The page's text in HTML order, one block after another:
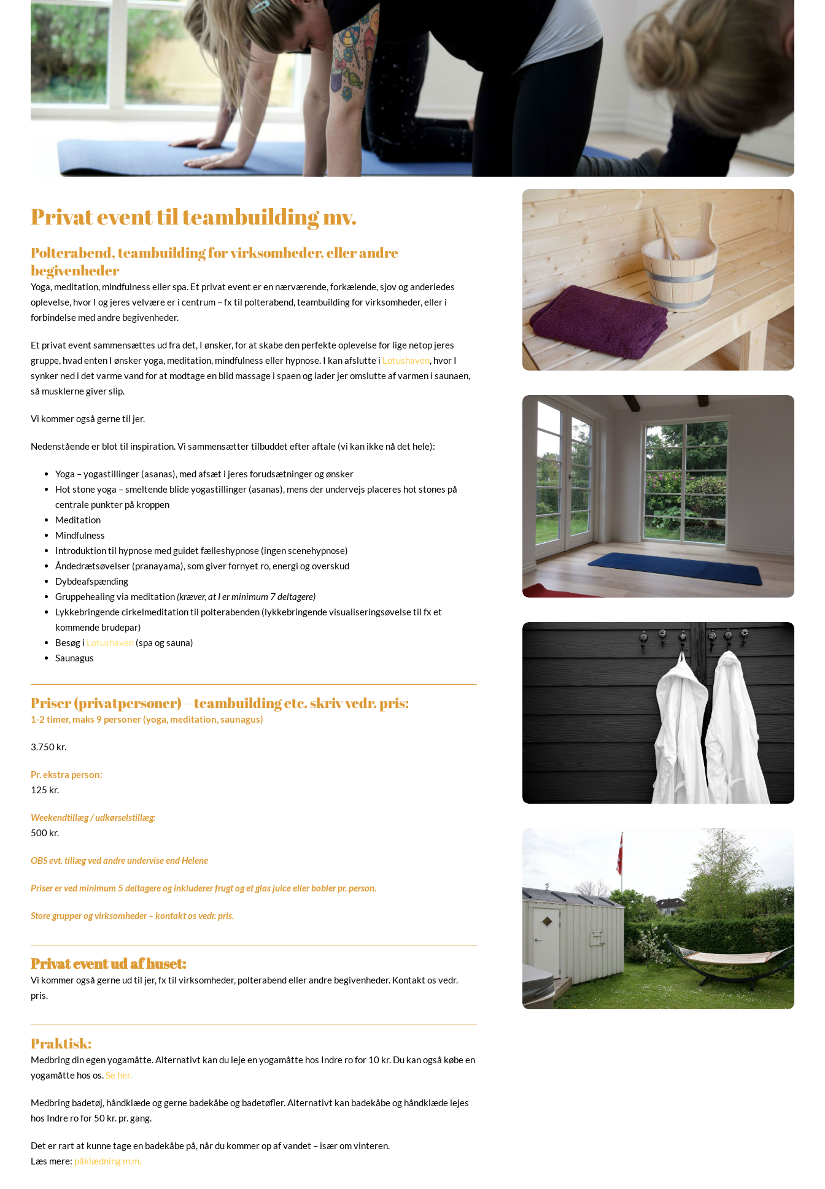
Privat event til teambuilding mv.
Polterabend, teambuilding for virksomheder, eller andre
begivenheder
Yoga, meditation, mindfulness eller spa. Et privat event er en nærværende, forkælende, sjov og anderledes
oplevelse, hvor I og jeres velvære er i centrum – fx til polterabend, teambuilding for virksomheder, eller i
forbindelse med andre begivenheder.
Et privat event sammensættes ud fra det, I ønsker, for at skabe den perfekte oplevelse for lige netop jeres
gruppe, hvad enten I ønsker yoga, meditation, mindfulness eller hypnose. I kan afslutte i Lotushaven, hvor I
synker ned i det varme vand for at modtage en blid massage i spaen og lader jer omslutte af varmen i saunaen,
så musklerne giver slip.
Vi kommer også gerne til jer.
Nedenstående er blot til inspiration. Vi sammensætter tilbuddet efter aftale (vi kan ikke nå det hele):
Yoga – yogastillinger (asanas), med afsæt i jeres forudsætninger og ønsker
Hot stone yoga – smeltende blide yogastillinger (asanas), mens der undervejs placeres hot stones på
centrale punkter på kroppen
Meditation
Mindfulness
Introduktion til hypnose med guidet fælleshypnose (ingen scenehypnose)
Åndedrætsøvelser (pranayama), som giver fornyet ro, energi og overskud
Dybdeafspænding
Gruppehealing via meditation (kræver, at I er minimum 7 deltagere)
Lykkebringende cirkelmeditation til polterabenden (lykkebringende visualiseringsøvelse til fx et
kommende brudepar)
Besøg i Lotushaven (spa og sauna)
Saunagus
Priser (privatpersoner) – teambuilding etc. skriv vedr. pris:
1-2 timer, maks 9 personer (yoga, meditation, saunagus)
3.750 kr.
Pr. ekstra person:
125 kr.
Weekendtillæg / udkørselstillæg:
500 kr.
OBS evt. tillæg ved andre undervise end Helene
Priser er ved minimum 5 deltagere og inkluderer frugt og et glas juice eller bobler pr. person.
Store grupper og virksomheder – kontakt os vedr. pris.
Privat event ud af huset:
Vi kommer også gerne ud til jer, fx til virksomheder, polterabend eller andre begivenheder. Kontakt os vedr.
pris.
Praktisk:
Medbring din egen yogamåtte. Alternativt kan du leje en yogamåtte hos Indre ro for 10 kr. Du kan også købe en
yogamåtte hos os.Se her.
Medbring badetøj, håndklæde og gerne badekåbe og badetøfler. Alternativt kan badekåbe og håndklæde lejes
hos Indre ro for 50 kr. pr. gang.
Det er rart at kunne tage en badekåbe på, når du kommer op af vandet – især om vinteren.
Læs mere: påklædning m.m.